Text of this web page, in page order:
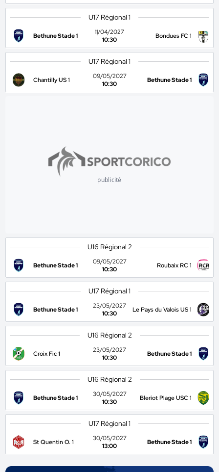
U17 Régional 1
Bethune Stade 1
11/04/2027
10:30
Bondues FC 1
U17 Régional 1
Chantilly US 1
09/05/2027
10:30
Bethune Stade 1
publicité
U16 Régional 2
Bethune Stade 1
09/05/2027
10:30
Roubaix RC 1
U17 Régional 1
Bethune Stade 1
23/05/2027
10:30
Le Pays du Valois US 1
U16 Régional 2
Croix Fic 1
23/05/2027
10:30
Bethune Stade 1
U16 Régional 2
Bethune Stade 1
30/05/2027
10:30
Bleriot Plage USC 1
U17 Régional 1
St Quentin O. 1
30/05/2027
13:00
Bethune Stade 1